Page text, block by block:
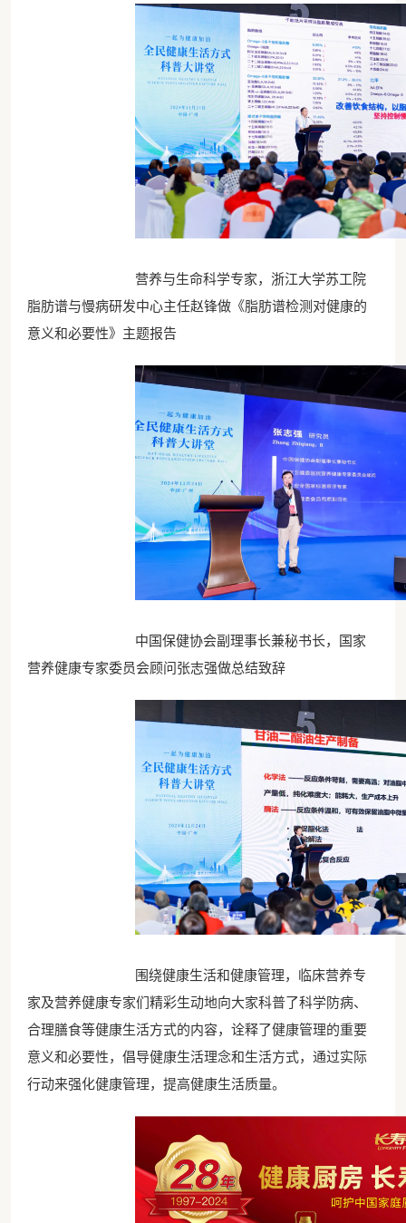
营养与生命科学专家，浙江大学苏工院
脂肪谱与慢病研发中心主任赵锋做《脂肪谱检测对健康的
意义和必要性》主题报告
中国保健协会副理事长兼秘书长，国家
营养健康专家委员会顾问张志强做总结致辞
围绕健康生活和健康管理，临床营养专
家及营养健康专家们精彩生动地向大家科普了科学防病、
合理膳食等健康生活方式的内容，诠释了健康管理的重要
意义和必要性，倡导健康生活理念和生活方式，通过实际
行动来强化健康管理，提高健康生活质量。